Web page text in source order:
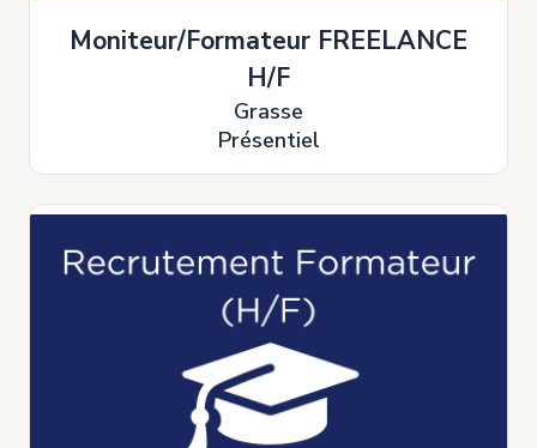
Moniteur/Formateur FREELANCE
H/F
Grasse
Présentiel